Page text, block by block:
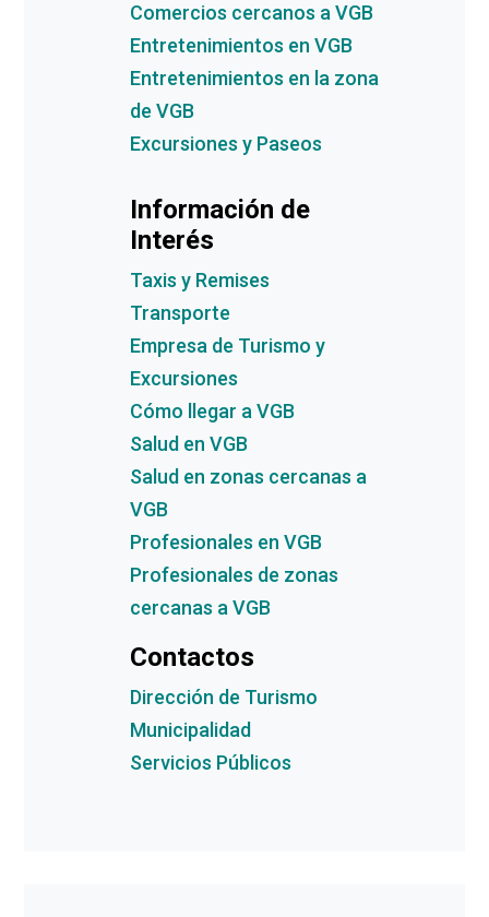
Comercios cercanos a VGB
Entretenimientos en VGB
Entretenimientos en la zona
de VGB
Excursiones y Paseos
Información de
Interés
Taxis y Remises
Transporte
Empresa de Turismo y
Excursiones
Cómo llegar a VGB
Salud en VGB
Salud en zonas cercanas a
VGB
Profesionales en VGB
Profesionales de zonas
cercanas a VGB
Contactos
Dirección de Turismo
Municipalidad
Servicios Públicos